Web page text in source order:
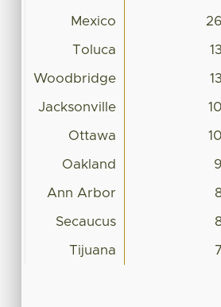
Mexico 26
Toluca 13
Woodbridge 13
Jacksonville 10
Ottawa 10
Oakland 9
Ann Arbor
Secaucus
Tijuana 7